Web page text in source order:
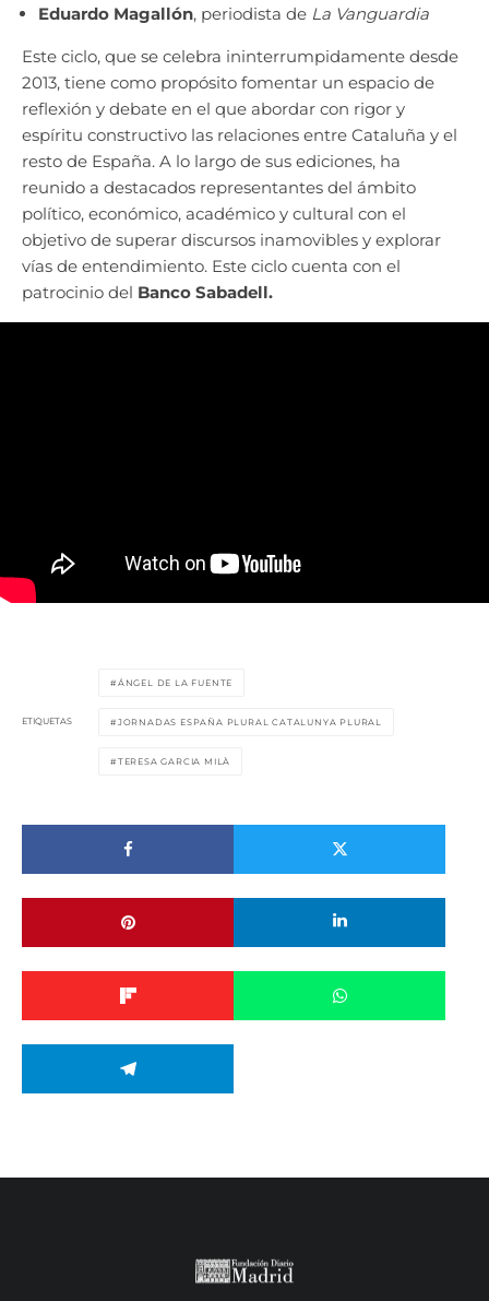
Eduardo Magallón, periodista de La Vanguardia
Este ciclo, que se celebra ininterrumpidamente desde
2013, tiene como propósito fomentar un espacio de
reflexión y debate en el que abordar con rigor y
espíritu constructivo las relaciones entre Cataluña y el
resto de España. A lo largo de sus ediciones, ha
reunido a destacados representantes del ámbito
político, económico, académico y cultural con el
objetivo de superar discursos inamovibles y explorar
vías de entendimiento. Este ciclo cuenta con el
patrocinio del Banco Sabadell.
ETIQUETAS
ÁNGEL DE LA FUENTE
JORNADAS ESPAÑA PLURAL CATALUNYA PLURAL
TERESA GARCIA MILÀ